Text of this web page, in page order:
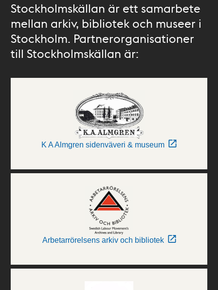
Stockholmskällan är ett samarbete
mellan arkiv, bibliotek och museer i
Stockholm. Partnerorganisationer
till Stockholmskällan är:
K A Almgren sidenväveri & museum
Arbetarrörelsens arkiv och bibliotek